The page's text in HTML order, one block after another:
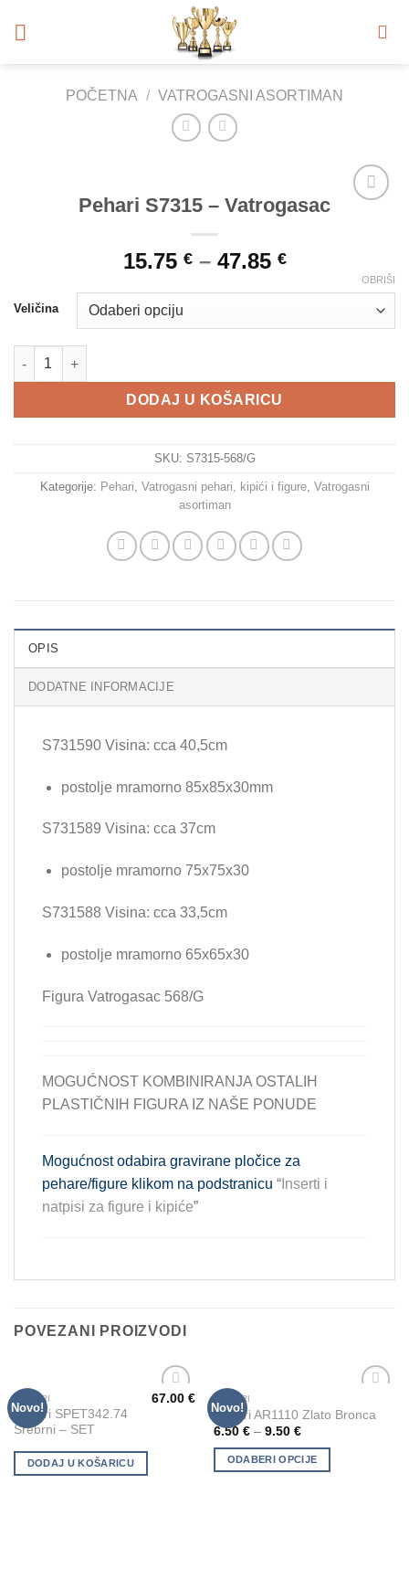
POČETNA / VATROGASNI ASORTIMAN
Pehari S7315 – Vatrogasac
15.75 €– 47.85 €
Veličina
OBRIŠI
Pehari S7315 - Vatrogasac količina
DODAJ U KOŠARICU
SKU: S7315-568/G
Kategorije: Pehari Vatrogasni pehari, kipići i figure, Vatrogasni
asortiman
OPIS
DODATNE INFORMACIJE
S731590 Visina: cca 40,5cm
postolje mramorno 85x85x30mm
S731589 Visina: cca 37cm
postolje mramorno 75x75x30
S731588 Visina: cca 33,5cm
postolje mramorno 65x65x30
Figura Vatrogasac 568/G
MOGUĆNOST KOMBINIRANJA OSTALIH
PLASTIČNIH FIGURA IZ NAŠE PONUDE
Mogućnost odabira gravirane pločice za
pehare/figure klikom na podstranicu “ Inserti i
natpisi za figure i kipiće”
POVEZANI PROIZVODI
Novo!
PEHARI
Pehari SPET342.74
Srebrni – SET
67.00€
DODAJ U KOŠARICU
Novo!
Wishlist
PEHARI
Pehari AR1110 Zlato Bronca
6.50 €– 9.50 €
ODABERI OPCIJE
This
product
has
multiple